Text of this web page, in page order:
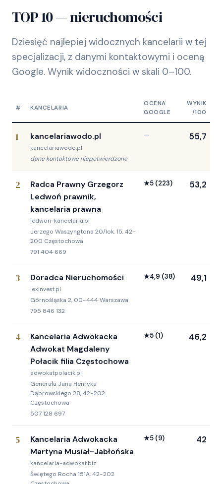
TOP 10 — nieruchomości
Dziesięć najlepiej widocznych kancelarii w tej
specjalizacji, z danymi kontaktowymi i oceną
Google. Wynik widoczności w skali 0–100.
# KANCELARIA
OCENA
GOOGLE
WYNIK
/100
1 kancelariawodo.pl
kancelariawodo.pl
dane kontaktowe niepotwierdzone
— 55,7
2
Radca Prawny Grzegorz
Ledwoń prawnik,
kancelaria prawna
ledwon-kancelaria.pl
Jerzego Waszyngtona 20/lok. 15, 42-
200 Częstochowa
791 404 669
★5 (223) 53,2
3 Doradca Nieruchomości
lexinvest.pl
Górnośląska 2, 00-444 Warszawa
795 846 132
★4,9 (38) 49,1
4
Kancelaria Adwokacka
Adwokat Magdaleny
Połacik filia Częstochowa
adwokatpolacik.pl
Generała Jana Henryka
Dąbrowskiego 28, 42-202
Częstochowa
507 128 697
★5 (1) 46,2
5
Kancelaria Adwokacka
Martyna Musiał-Jabłońska
kancelaria-adwokat.biz
Świętego Rocha 151A, 42-202
★5 (9) 42